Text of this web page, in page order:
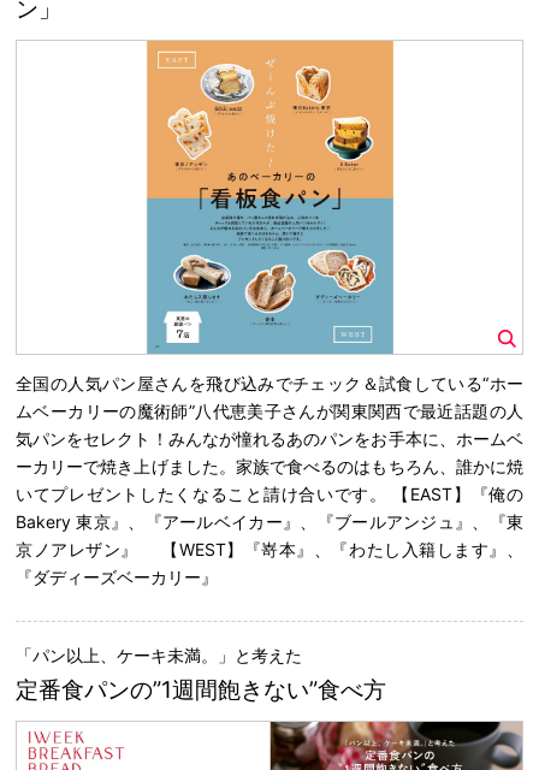
ン」
全国の人気パン屋さんを飛び込みでチェック＆試食している“ホー
ムベーカリーの魔術師”八代恵美子さんが関東関西で最近話題の人
気パンをセレクト！みんなが憧れるあのパンをお手本に、ホームベ
ーカリーで焼き上げました。家族で食べるのはもちろん、誰かに焼
いてプレゼントしたくなること請け合いです。 【EAST】『俺の
Bakery 東京』、『アールベイカー』、『ブールアンジュ』、『東
京ノアレザン』 【WEST】『嵜本』、『わたし入籍します』、
『ダディーズベーカリー』
「パン以上、ケーキ未満。」と考えた
定番食パンの”1週間飽きない”食べ方